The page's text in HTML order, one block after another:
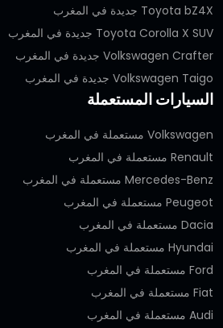
Toyota bZ4X جديدة في المغرب
Toyota Corolla X SUV جديدة في المغرب
Volkswagen Crafter جديدة في المغرب
Volkswagen Taigo جديدة في المغرب
السيارات المستعملة
Volkswagen مستعملة في المغرب
Renault مستعملة في المغرب
Mercedes-Benz مستعملة في المغرب
Peugeot مستعملة في المغرب
Dacia مستعملة في المغرب
Hyundai مستعملة في المغرب
Ford مستعملة في المغرب
Fiat مستعملة في المغرب
Audi مستعملة في المغرب